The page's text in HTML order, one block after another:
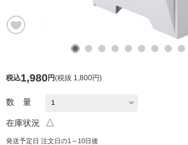
税込1,980円(税抜 1,800円)
数 量
在庫状況 △
発送予定日 注文日の1～10日後